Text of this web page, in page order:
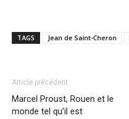
TAGS Jean de Saint-Cheron
Article précédent
Marcel Proust, Rouen et le
monde tel qu’il est